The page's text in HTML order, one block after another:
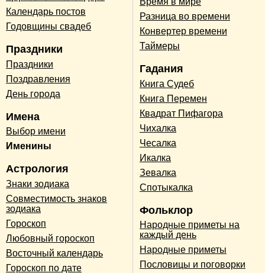
Календарь постов
Годовщины свадеб
Праздники
Праздники
Поздравления
День города
Имена
Выбор имени
Именины
Астрология
Знаки зодиака
Совместимость знаков
зодиака
Гороскоп
Любовный гороскоп
Восточный календарь
Гороскоп по дате
Разница во времени
Конвертер времени
Таймеры
Гадания
Книга Судеб
Книга Перемен
Квадрат Пифагора
Чихалка
Чесалка
Икалка
Зевалка
Спотыкалка
Фольклор
Народные приметы на
каждый день
Народные приметы
Пословицы и поговорки